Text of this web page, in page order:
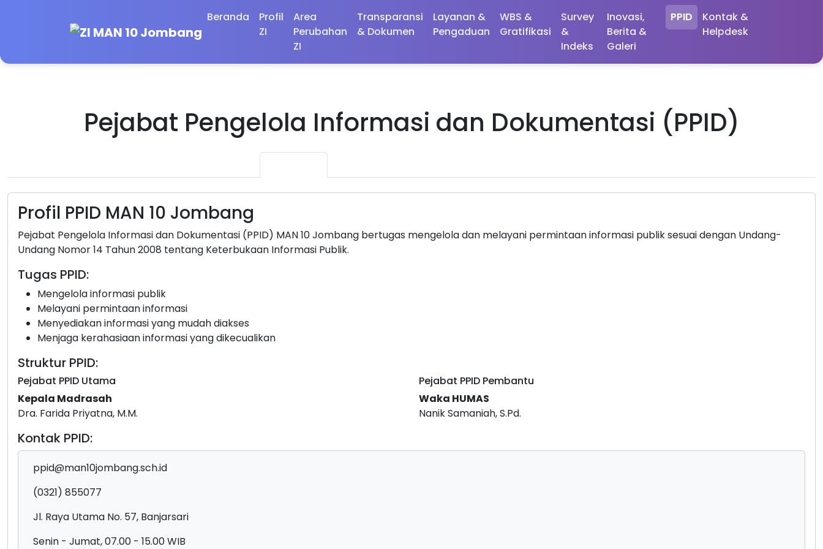
Beranda
Profil
ZI
Area
Perubahan
ZI
Transparansi
& Dokumen
Layanan &
Pengaduan
WBS &
Gratifikasi
Survey
&
Indeks
Inovasi,
Berita &
Galeri
PPID
Kontak &
Helpdesk
Pejabat Pengelola Informasi dan Dokumentasi (PPID)
Profil PPID MAN 10 Jombang
Pejabat Pengelola Informasi dan Dokumentasi (PPID) MAN 10 Jombang bertugas mengelola dan melayani permintaan informasi publik sesuai dengan Undang-
Undang Nomor 14 Tahun 2008 tentang Keterbukaan Informasi Publik.
Tugas PPID:
Mengelola informasi publik
Melayani permintaan informasi
Menyediakan informasi yang mudah diakses
Menjaga kerahasiaan informasi yang dikecualikan
Struktur PPID:
Pejabat PPID Utama
Kepala Madrasah
Dra. Farida Priyatna, M.M.
Pejabat PPID Pembantu
Waka HUMAS
Nanik Samaniah, S.Pd.
Kontak PPID:
ppid@man10jombang.sch.id
(0321) 855077
Jl. Raya Utama No. 57, Banjarsari
Senin - Jumat, 07.00 - 15.00 WIB